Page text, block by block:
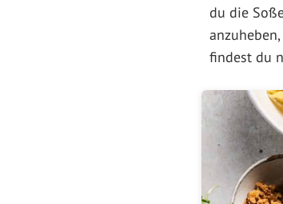
du die
findest du